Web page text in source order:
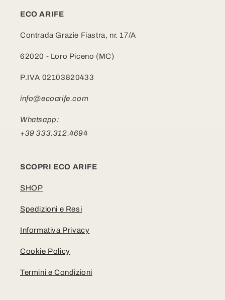
ECO ARIFE
Contrada Grazie Fiastra, nr. 17/A
62020 - Loro Piceno (MC)
P.IVA 02103820433
info@ecoarife.com
Whatsapp:
+39 333.312.4694
SCOPRI ECO ARIFE
SHOP
Spedizioni e Resi
Informativa Privacy
Cookie Policy
Termini e Condizioni